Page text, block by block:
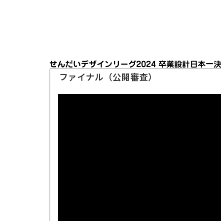
せんだいデザインリーグ2024 卒業設計日本一
ファイナル（公開審査）